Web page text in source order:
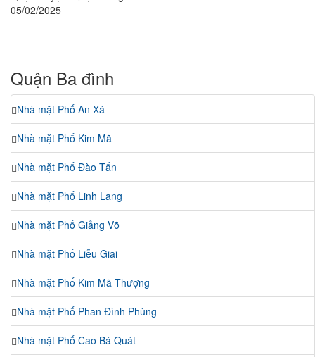
05/02/2025
Quận Ba đình
Nhà mặt Phố An Xá
Nhà mặt Phố Kim Mã
Nhà mặt Phố Đào Tấn
Nhà mặt Phố Linh Lang
Nhà mặt Phố Giảng Võ
Nhà mặt Phố Liễu Giai
Nhà mặt Phố Kim Mã Thượng
Nhà mặt Phố Phan Đình Phùng
Nhà mặt Phố Cao Bá Quát